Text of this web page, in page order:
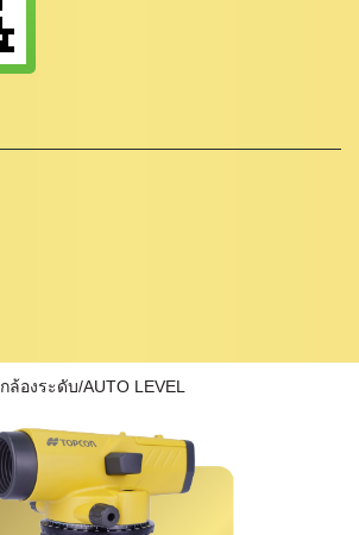
กล้องระดับ/AUTO LEVEL